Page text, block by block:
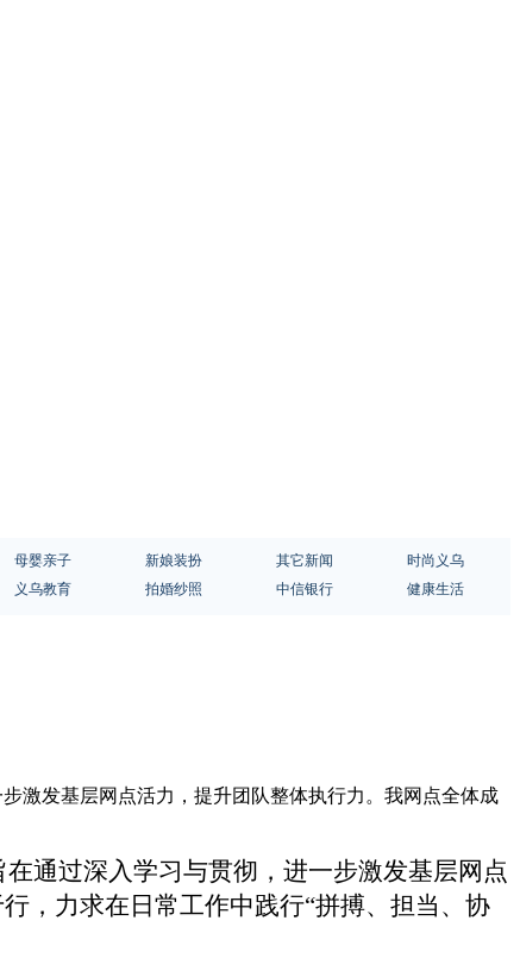
母婴亲子 新娘装扮 其它新闻
时尚义乌
义乌教育 拍婚纱照 中信银行 健康生活
激发基层网点活力，提升团队整体执行力。我网点全体成
在通过深入学习与贯彻，进一步激发基层网点
，力求在日常工作中践行“拼搏、担当、协